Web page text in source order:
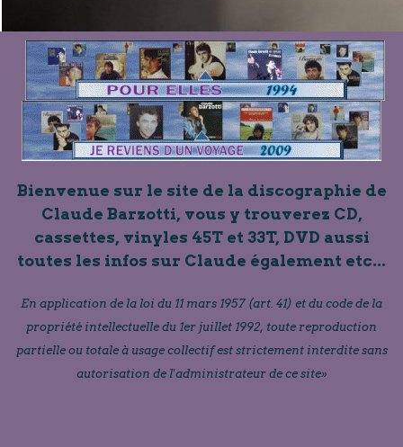
Bienvenue sur le site de la discographie de
Claude Barzotti, vous y trouverez CD,
cassettes, vinyles 45T et 33T, DVD aussi
toutes les infos sur Claude également etc...
En application de la loi du 11 mars 1957 (art. 41) et du code de la
propriété intellectuelle du 1er juillet 1992, toute reproduction
partielle ou totale à usage collectif est strictement interdite sans
autorisation de l'administrateur de ce site»